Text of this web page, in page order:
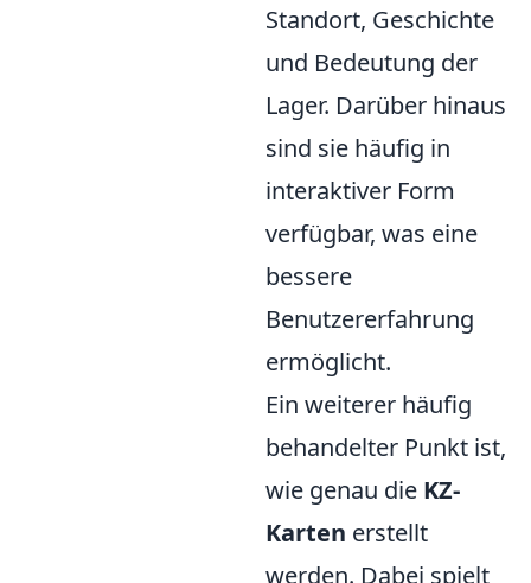
Standort, Geschichte
und Bedeutung der
Lager. Darüber hinaus
sind sie häufig in
interaktiver Form
verfügbar, was eine
bessere
Benutzererfahrung
ermöglicht.
Ein weiterer häufig
behandelter Punkt ist,
wie genau die KZ-
Karten erstellt
werden. Dabei spielt